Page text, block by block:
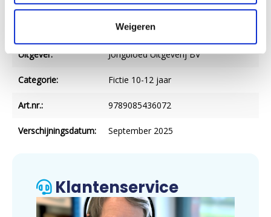
Weigeren
Druk: 1
Columbus
Uitgever: Jongbloed Uitgeverij BV
Categorie: Fictie 10-12 jaar
Art.nr.: 9789085436072
Verschijningsdatum: September 2025
Klantenservice